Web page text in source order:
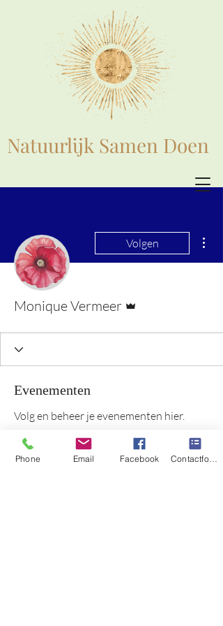
Natuurlijk Samen Doen
Volgen
Monique Vermeer
Evenementen
Volg en beheer je evenementen hier.
Aankomend Afgelopen
Phone Email Facebook Contactformulier